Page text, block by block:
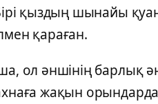
қыздың шынайы
қараған.
ол әншінің барлық
жақын